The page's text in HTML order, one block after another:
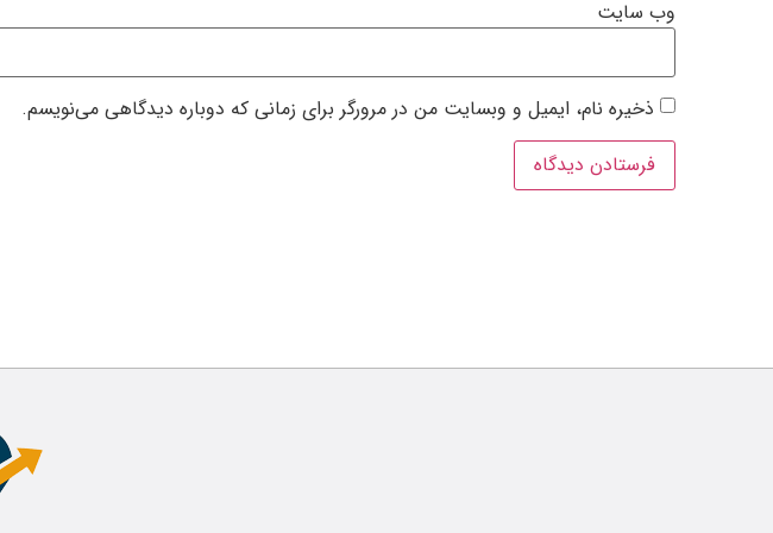
وب‌ سایت
ذخیره نام، ایمیل و وبسایت من در مرورگر برای زمانی که دوباره دیدگاهی می‌نویسم.